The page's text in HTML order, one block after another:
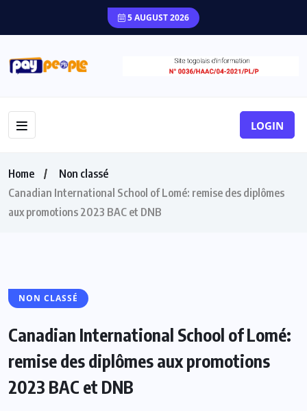
5 AUGUST 2026
LOGIN
Home
Non classé
Canadian International School of Lomé: remise des diplômes
aux promotions 2023 BAC et DNB
NON CLASSÉ
Canadian International School of Lomé:
remise des diplômes aux promotions
2023 BAC et DNB